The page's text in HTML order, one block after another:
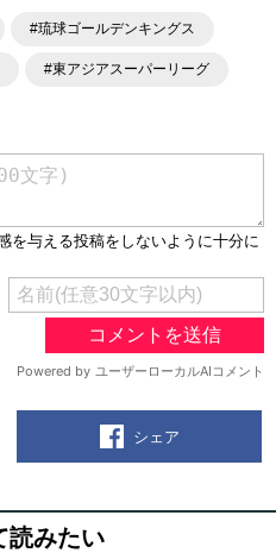
#琉球ゴールデンキングス
#東アジアスーパーリーグ
シェア
読みたい